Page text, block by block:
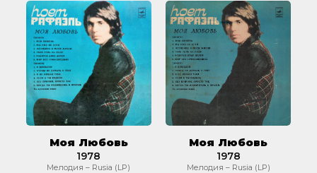
Моя
Любовь
Моя Любовь
1978
Мелодия – Rusia (LP)
Моя
Любовь
Моя Любовь
1978
Мелодия – Rusia (LP)